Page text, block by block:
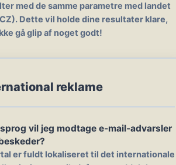
med de samme parametre med landet
Dette vil holde dine resultater klare,
gå glip af noget godt!
reklame
vil jeg modtage e-mail-advarsler
er fuldt lokaliseret til det internationale